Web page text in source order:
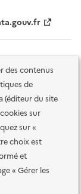
des contenus
de
(éditeur du site
sur
sur «
choix est
et
« Gérer les
des
et sécurité